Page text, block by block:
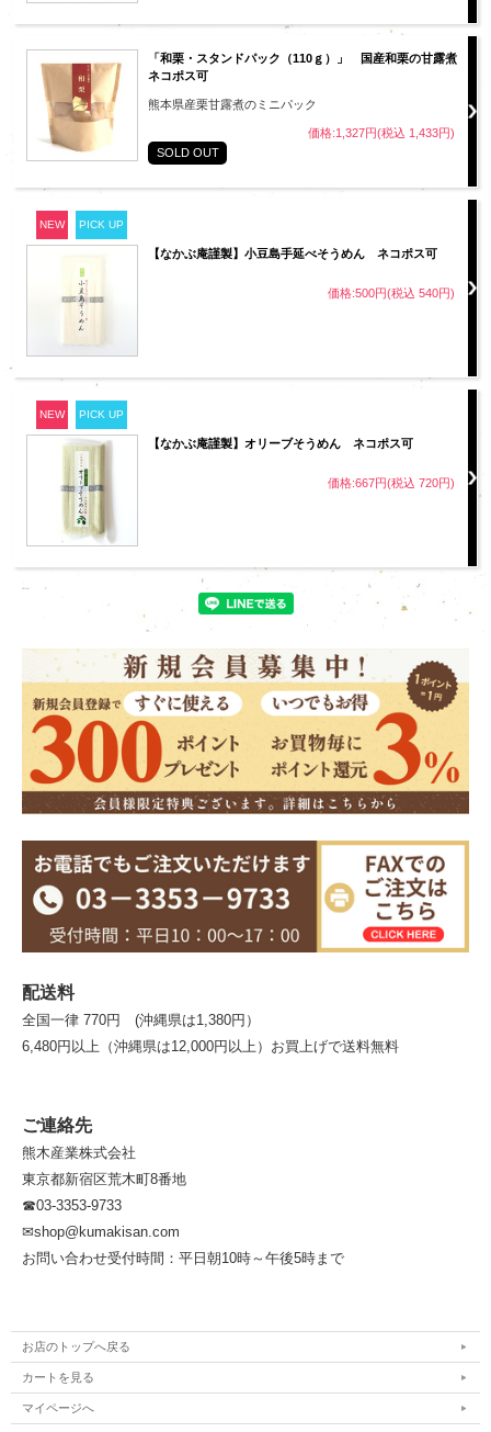
「和栗・スタンドパック（110ｇ）」 国産和栗の甘露煮
ネコポス可
熊本県産栗甘露煮のミニパック
価格:1,327円(税込 1,433円)
SOLD OUT
NEW PICK UP
【なかぶ庵謹製】小豆島手延べそうめん ネコポス可
価格:500円(税込 540円)
NEW PICK UP
【なかぶ庵謹製】オリーブそうめん ネコポス可
価格:667円(税込 720円)
配送料
全国一律 770円 (沖縄県は1,380円）
6,480円以上（沖縄県は12,000円以上）お買上げで送料無料
ご連絡先
熊木産業株式会社
東京都新宿区荒木町8番地
☎03-3353-9733
✉shop@kumakisan.com
お問い合わせ受付時間：平日朝10時～午後5時まで
お店のトップへ戻る
カートを見る
マイページへ